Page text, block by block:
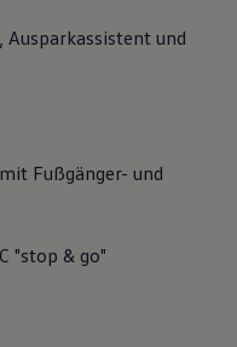
finden
und Shop
Ausparkassistent und
Fußgänger- und
"stop & go"